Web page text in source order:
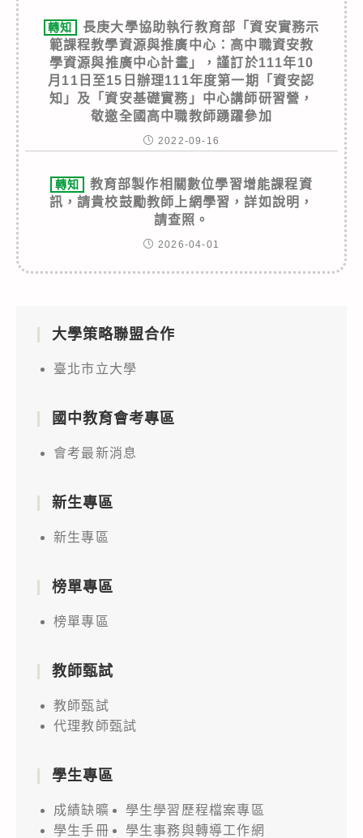
轉知
長庚大學協助執行教育部「資安實務示
範課程教學資源與推廣中心：高中職資安教
學資源與推廣中心計畫」，謹訂於111年10
月11日至15日辦理111年度第一期「資安認
知」及「資安基礎實務」中心講師研習營，
敬邀全國高中職教師踴躍參加
2022-09-16
轉知
教育部製作相關數位學習增能課程資
訊，請貴校鼓勵教師上網學習，詳如說明，
請查照。
2026-04-01
大學策略聯盟合作
臺北市立大學
國中教育會考專區
會考最新消息
新生專區
新生專區
榜單專區
榜單專區
教師甄試
教師甄試
代理教師甄試
學生專區
成績缺曠
學生學習歷程檔案專區
學生手冊
學生事務與轉導工作網